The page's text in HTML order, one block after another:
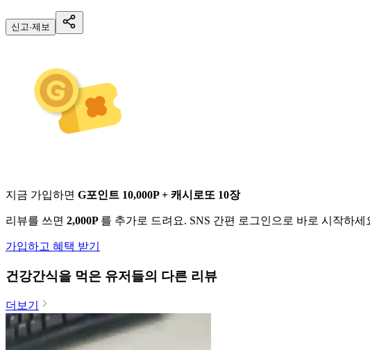
신고·제보
지금 가입하면 G포인트 10,000P + 캐시로또 10장
리뷰를 쓰면 2,000P 를 추가로 드려요. SNS 간편 로그인으로 바로 시작하세
가입하고 혜택 받기
건강간식을 먹은 유저들의 다른 리뷰
더보기